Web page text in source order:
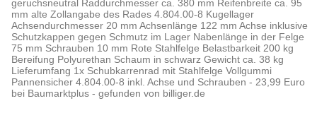
geruchsneutral Raddurchmesser ca. 380 mm Reifenbreite ca. 95
mm alte Zollangabe des Rades 4.804.00-8 Kugellager
Achsendurchmesser 20 mm Achsenlänge 122 mm Achse inklusive
Schutzkappen gegen Schmutz im Lager Nabenlänge in der Felge
75 mm Schrauben 10 mm Rote Stahlfelge Belastbarkeit 200 kg
Bereifung Polyurethan Schaum in schwarz Gewicht ca. 38 kg
Lieferumfang 1x Schubkarrenrad mit Stahlfelge Vollgummi
Pannensicher 4.804.00-8 inkl. Achse und Schrauben - 23,99 Euro
bei Baumarktplus - gefunden von billiger.de